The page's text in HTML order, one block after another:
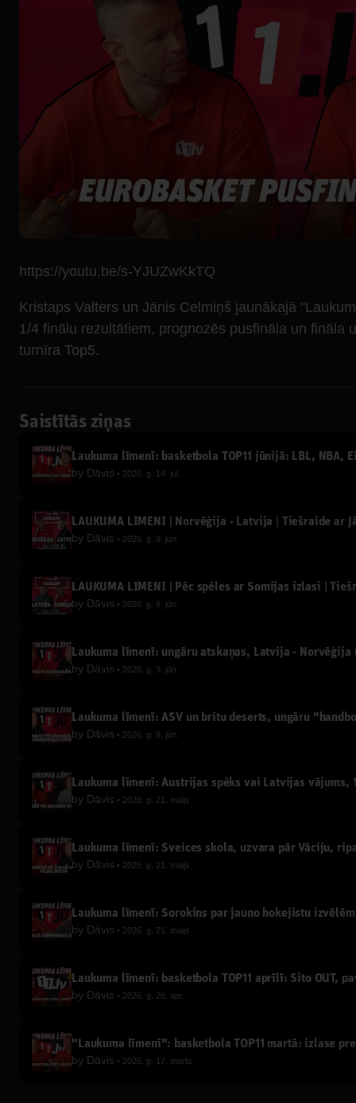
https://youtu.be/s-YJUZwKkTQ
Kristaps Valters un Jānis Celmiņš jaunākajā
1/4 finālu rezultātiem, prognozēs pusfināla un fināla
turnīra Top5.
Saistītās ziņas
Laukuma līmenī: basketbola TOP11 jūnijā: LBL, NBA,
by Dāvis 2026. g. 14. jūl.
LAUKUMA LĪMENĪ | Norvēģija - Latvija | Tiešraide ar
by Dāvis 2026. g. 9. jūn.
LAUKUMA LĪMENĪ | Pēc spēles ar Somijas izlasi |
by Dāvis 2026. g. 9. jūn.
Laukuma līmenī: ungāru atskaņas, Latvija - Norvēģija
by Dāvis 2026. g. 9. jūn.
Laukuma līmenī: ASV un britu deserts, ungāru
by Dāvis 2026. g. 9. jūn.
Laukuma līmenī: Austrijas spēks vai Latvijas vājums,
by Dāvis 2026. g. 21. maijs
Laukuma līmenī: Šveices skola, uzvara pār Vāciju,
by Dāvis 2026. g. 21. maijs
Laukuma līmenī: Sorokins par jauno hokejistu
by Dāvis 2026. g. 21. maijs
Laukuma līmenī: basketbola TOP11 aprīlī: Sito OUT,
by Dāvis 2026. g. 28. apr.
"Laukuma līmenī": basketbola TOP11 martā: izlase
by Dāvis 2026. g. 17. marts